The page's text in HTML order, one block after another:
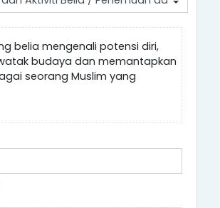
belia mengenali potensi diri,
budaya dan memantapkan
seorang Muslim yang